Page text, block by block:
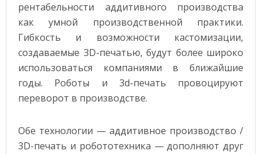
рентабельности аддитивного производства
как умной производственной практики.
Гибкость и возможности кастомизации,
создаваемые 3D-печатью, будут более широко
использоваться компаниями в ближайшие
годы. Роботы и 3d-печать провоцируют
переворот в производстве.
Обе технологии — аддитивное производство /
3D-печать и робототехника — дополняют друг